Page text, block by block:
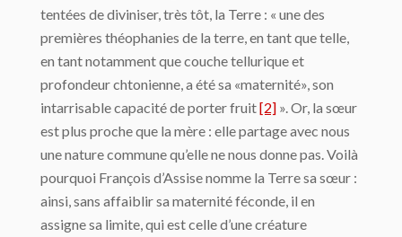
tentées de diviniser, très tôt, la Terre : « une des
premières théophanies de la terre, en tant que telle,
en tant notamment que couche tellurique et
profondeur chtonienne, a été sa «maternité», son
intarrisable capacité de porter fruit[2] ». Or, la sœur
est plus proche que la mère : elle partage avec nous
une nature commune qu’elle ne nous donne pas. Voilà
pourquoi François d’Assise nomme la Terre sa sœur :
ainsi, sans affaiblir sa maternité féconde, il en
assigne sa limite, qui est celle d’une créature